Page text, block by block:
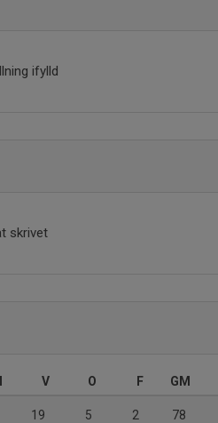
ifylld
skrivet
V O F GM
19 5 2 78